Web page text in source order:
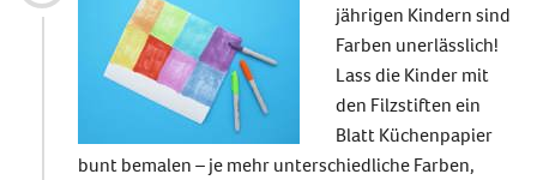
jährigen Kindern sind
Farben unerlässlich!
Lass die Kinder mit
den Filzstiften ein
Blatt Küchenpapier
bunt bemalen – je mehr unterschiedliche Farben,